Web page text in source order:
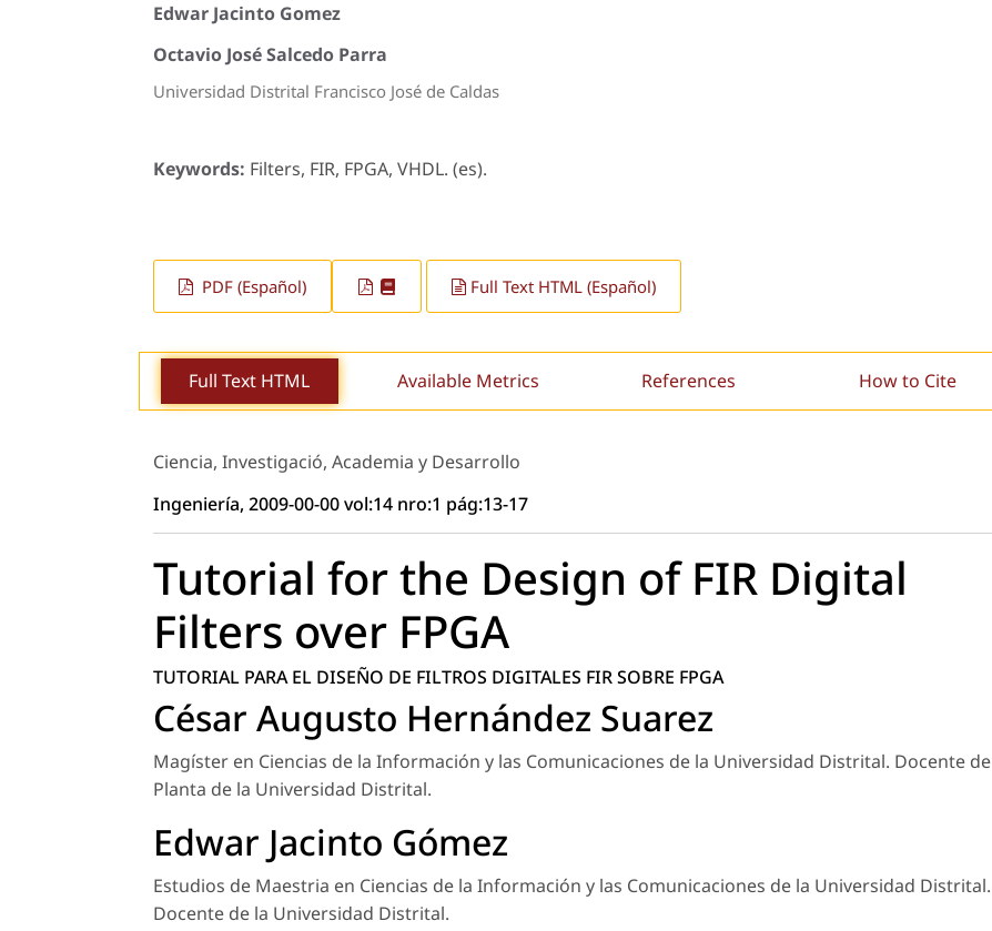
Edwar Jacinto Gomez
Octavio José Salcedo Parra
Universidad Distrital Francisco José de Caldas
Keywords: Filters, FIR, FPGA, VHDL. (es).
PDF (Español) Full Text HTML (Español)
Full Text HTML Available Metrics References How to Cite
Ciencia, Investigació, Academia y Desarrollo
Ingeniería, 2009-00-00 vol:14 nro:1 pág:13-17
Tutorial for the Design of FIR Digital
Filters over FPGA
TUTORIAL PARA EL DISEÑO DE FILTROS DIGITALES FIR SOBRE FPGA
César Augusto Hernández Suarez
Magíster en Ciencias de la Información y las Comunicaciones de la Universidad Distrital. Docente de
Planta de la Universidad Distrital.
Edwar Jacinto Gómez
Estudios de Maestria en Ciencias de la Información y las Comunicaciones de la Universidad Distrital.
Docente de la Universidad Distrital.